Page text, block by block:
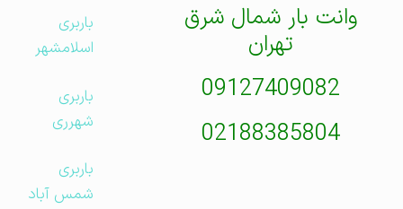
وانت بار شمال شرق
تهران
09127409082
02188385804
باربری
اسلامشهر
باربری
شهرری
باربری
شمس آباد